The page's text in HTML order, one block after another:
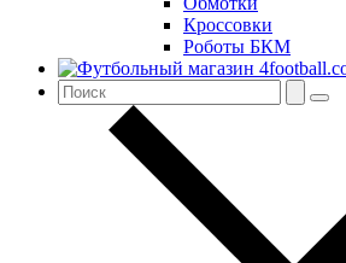
Кроссовки
Роботы БКМ